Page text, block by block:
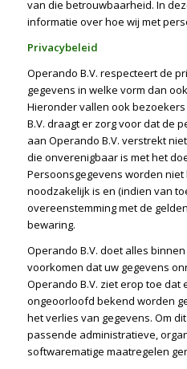
van die betrouwbaarheid. In
informatie over hoe wij met
Privacybeleid
Operando B.V. respecteert de
gegevens in welke vorm dan
Hieronder vallen ook
B.V. draagt er zorg voor dat de
aan Operando B.V. verstrekt
die onverenigbaar is met het
Persoonsgegevens worden
noodzakelijk is en (indien van
overeenstemming met de
bewaring.
Operando B.V. doet alles
voorkomen dat uw gegevens
Operando B.V. ziet erop toe dat
ongeoorloofd bekend worden
het verlies van gegevens. Om
passende administratieve,
softwarematige maatregelen